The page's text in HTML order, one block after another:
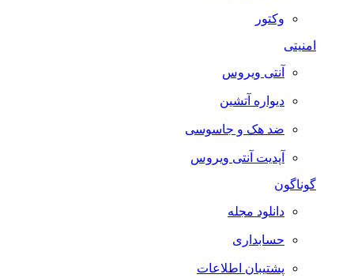
وکتور
امنیتی
آنتی ویروس
دیواره آتشین
ضد هک و جاسوسی
آپدیت آنتی ویروس
گوناگون
دانلود مجله
حسابداری
پشتیبان اطلاعات